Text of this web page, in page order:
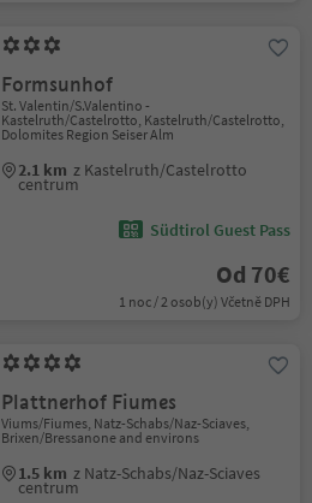
Formsunhof
St. Valentin/S.Valentino -
Kastelruth/Castelrotto, Kastelruth/Castelrotto,
Dolomites Region Seiser Alm
2.1 km z Kastelruth/Castelrotto
centrum
Südtirol Guest Pass
Od 70€
1 noc / 2 osob(y) Včetně DPH
Plattnerhof Fiumes
Viums/Fiumes, Natz-Schabs/Naz-Sciaves,
Brixen/Bressanone and environs
1.5 km z Natz-Schabs/Naz-Sciaves
centrum